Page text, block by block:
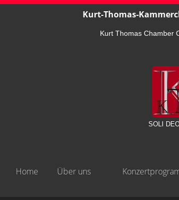
Kurt-Thomas-
Kurt Thomas Chamber
SOLI
Home Über uns